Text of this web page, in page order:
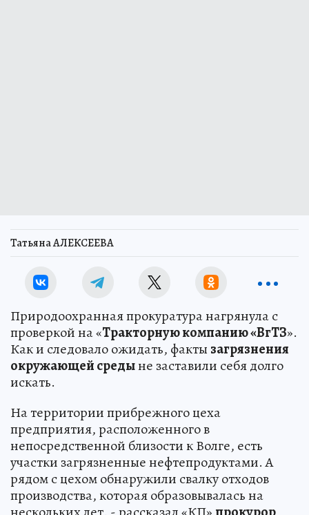
Татьяна АЛЕКСЕЕВА
Природоохранная прокуратура нагрянула с
проверкой на «Тракторную компанию «ВгТЗ».
Как и следовало ожидать, факты загрязнения
окружающей средыне заставили себя долго
искать.
На территории прибрежного цеха
предприятия, расположенного в
непосредственной близости к Волге, есть
участки загрязненные нефтепродуктами. А
рядом с цехом обнаружили свалку отходов
производства, которая образовывалась на